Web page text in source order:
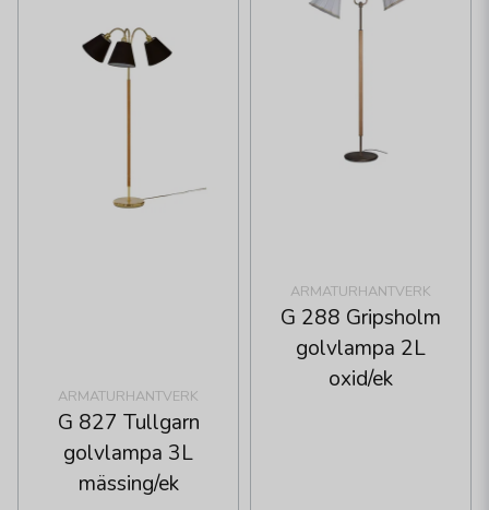
ARMATURHANTVERK
G 827 Tullgarn
golvlampa 3L
mässing/ek
ARMATURHANTVERK
G 288 Gripsholm
golvlampa 2L
oxid/ek